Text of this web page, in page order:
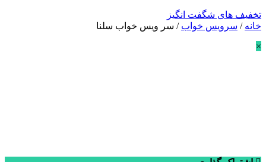
تخفیف های شگفت انگیز
خانه / سرویس خواب / سر ویس خواب سلنا
×